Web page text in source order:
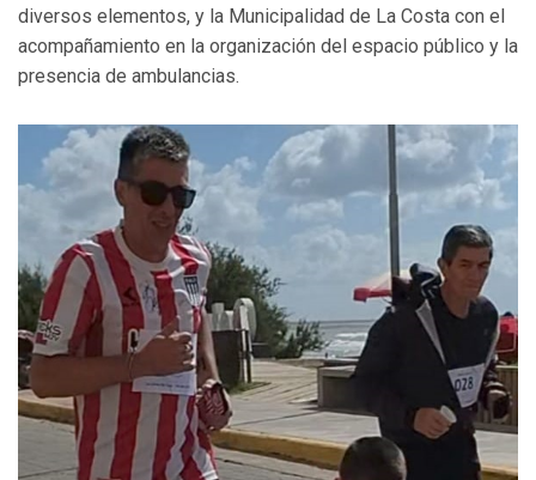
diversos elementos, y la Municipalidad de La Costa con el
acompañamiento en la organización del espacio público y la
presencia de ambulancias.